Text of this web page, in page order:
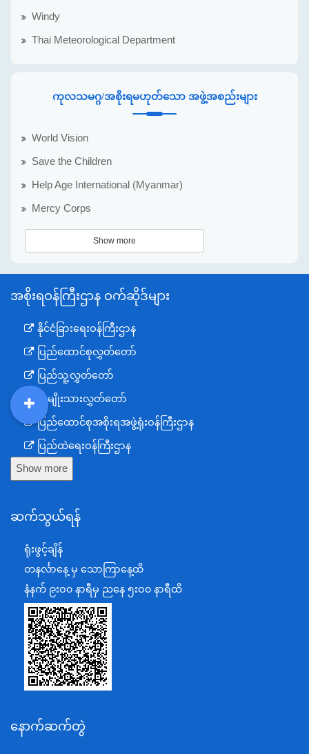
Windy
Thai Meteorological Department
ကုလသမဂ္ဂ/အစိုးရမဟုတ်သော အဖွဲ့အစည်းများ
World Vision
Save the Children
Help Age International (Myanmar)
Mercy Corps
Show more
အစိုးရဝန်ကြီးဌာန ဝက်ဆိုဒ်များ
နိုင်ငံခြားရေးဝန်ကြီးဌာန
ပြည်ထောင်စုလွှတ်တော်
ပြည်သူ့လွှတ်တော်
အမျိုးသားလွှတ်တော်
ပြည်ထောင်စုအစိုးရအဖွဲ့ရုံးဝန်ကြီးဌာန
ပြည်ထဲရေးဝန်ကြီးဌာန
ကာကွယ်ရေးဝန်ကြီးဌာန
စီမံကိန်း၊ဘဏ္ဍာရေးနှင့်စက်မှုဝန်ကြီးဌာန
ရင်းနှီးမြှုပ်နှံမှုနှင့် နိုင်ငံခြားစီးပွားဆက်သွယ်ရေးဝန်ကြီးဌာန
အပြည်ပြည်ဆိုင်ရာပူးပေါင်းဆောင်ရွက်ရေးဝန်ကြီးဌာန
ပြန်ကြားရေးဝန်ကြီးဌာန
သာသနာရေးနှင့် ယဉ်ကျေးမှုဝန်ကြီးဌာန
စိုက်ပျိုးရေး၊မွေးမြူရေးနှင့်ဆည်မြောင်းဝန်ကြီးဌာန
ပို့ဆောင်ရေးနှင့်ဆက်သွယ်ရေးဝန်ကြီးဌာန
သယံဇာတနှင့်ပတ်ဝန်းကျင်ထိန်းသိမ်းရေးဝန်ကြီးဌာန
အလုပ်သမား၊လူဝင်မှုကြီးကြပ်ရေးနှင့်ပြည်သူ့အင်အား
Show more
ဆက်သွယ်ရန်
ရုံးဖွင့်ချိန်
တနင်္လာနေ့ မှ သောကြာနေ့ထိ
နံနက် ၉းဝ၀ နာရီမှ ညနေ ၅းဝ၀ နာရီထိ
နောက်ဆက်တွဲ